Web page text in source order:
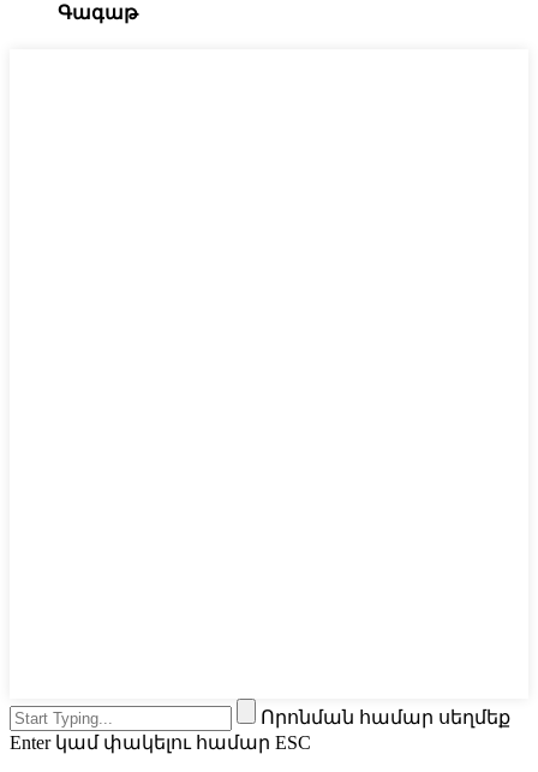
Գագաթ
Որոնման համար սեղմեք
Enter կամ փակելու համար ESC